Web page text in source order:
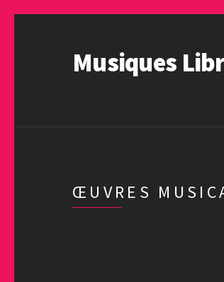
Musiques
ŒUVRES